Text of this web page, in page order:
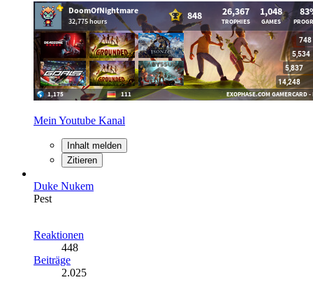
Mein Youtube Kanal
Inhalt melden
Zitieren
Duke Nukem
Pest
Reaktionen
448
Beiträge
2.025